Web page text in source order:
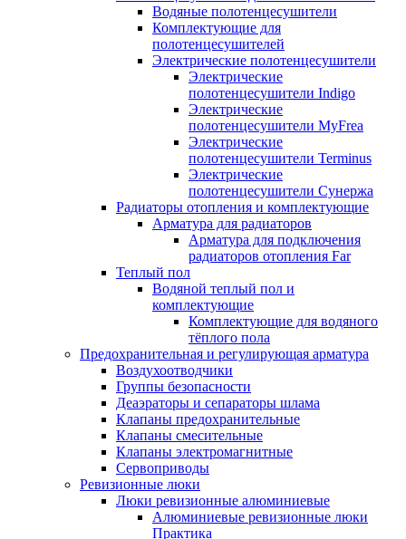
Водяные полотенцесушители
Комплектующие для
полотенцесушителей
Электрические полотенцесушители
Электрические
полотенцесушители Indigo
Электрические
полотенцесушители MyFrea
Электрические
полотенцесушители Terminus
Электрические
полотенцесушители Сунержа
Радиаторы отопления и комплектующие
Арматура для радиаторов
Арматура для подключения
радиаторов отопления Far
Теплый пол
Водяной теплый пол и
комплектующие
Комплектующие для водяного
тёплого пола
Предохранительная и регулирующая арматура
Воздухоотводчики
Группы безопасности
Деаэраторы и сепараторы шлама
Клапаны предохранительные
Клапаны смесительные
Клапаны электромагнитные
Сервоприводы
Ревизионные люки
Люки ревизионные алюминиевые
Алюминиевые ревизионные люки
Практика